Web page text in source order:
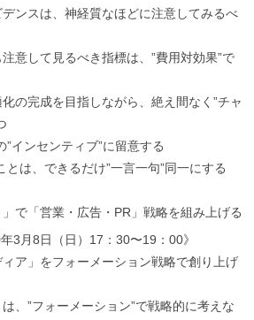
デンスは、神経質なほどに注意してみるべ
意して見るべき指標は、”費用対効果”で
の完成を目指しながら、絶え間なく”チャ
”インセンティブ”に留意する
とは、できるだけ”一言一句”同一にする
」で「営業・広告・PR」戦略を組み上げる
3月8日（日）17：30〜19：00》
ィア」をフォーメーション戦略で創り上げ
、”フォーメーション”で戦略的に考えな